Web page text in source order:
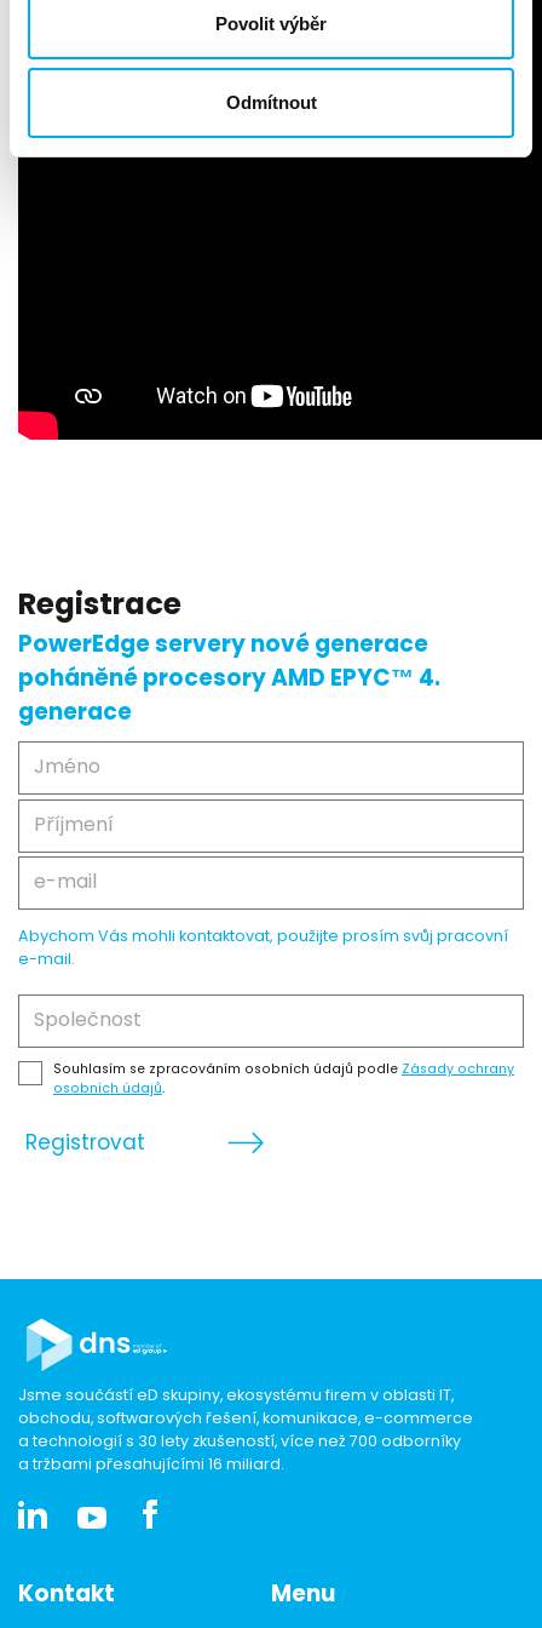
Povolit výběr
Odmítnout
Registrace
PowerEdge servery nové generace
poháněné procesory AMD EPYC™ 4.
generace
Abychom Vás mohli kontaktovat, použijte prosím svůj pracovní
e-mail.
Souhlasím se zpracováním osobních údajů podleZásady ochrany
osobních údajů.
Registrovat
Jsme součástí eD skupiny, ekosystému firem v oblasti IT,
obchodu, softwarových řešení, komunikace, e-commerce
a technologií s 30 lety zkušeností, více než 700 odborníky
a tržbami přesahujícími 16 miliard.
Kontakt Menu